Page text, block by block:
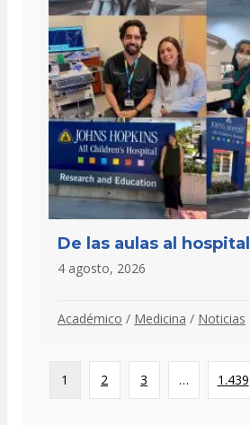
De las aulas al hospital
4 agosto, 2026
Académico / Medicina / Noticias
1 2 3 … 1.439